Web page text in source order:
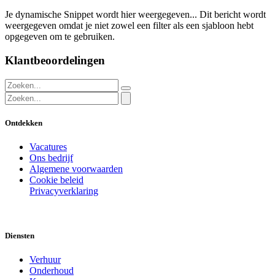
Je dynamische Snippet wordt hier weergegeven... Dit bericht wordt
weergegeven omdat je niet zowel een filter als een sjabloon hebt
opgegeven om te gebruiken.
Klantbeoordelingen
Ontdekken
Vacatures
Ons bedrijf
Algemene voorwaarden
Cookie beleid
Privacyverklaring
Diensten
Verhuur
Onderhoud